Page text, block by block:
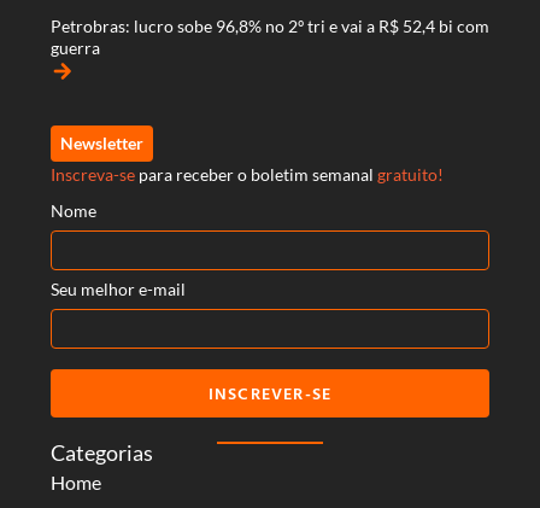
Categorias
Home
Petrobras: lucro sobe 96,8% no 2º tri e vai a R$ 52,4 bi com
guerra
arrow_forward
Newsletter
Inscreva-se para receber o boletim semanal gratuito!
Nome
Seu melhor e-mail
INSCREVER-SE